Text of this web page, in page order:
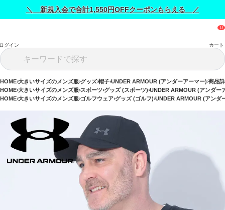
＼ 新規入会で合計1,550円OFFクーポンもらえる ／
グイン カート
HOME 大きいサイズのメンズ服 グッズ 帽子 UNDER ARMOUR (アンダーアーマー) 商品
HOME 大きいサイズのメンズ服 スポーツ グッズ (スポーツ) UNDER ARMOUR (アンダー
HOME 大きいサイズのメンズ服 ゴルフウェア グッズ (ゴルフ) UNDER ARMOUR (アンダ